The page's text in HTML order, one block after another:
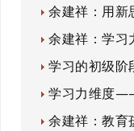
余建祥：用新
余建祥：学习
学习的初级阶
学习力维度
余建祥：教育